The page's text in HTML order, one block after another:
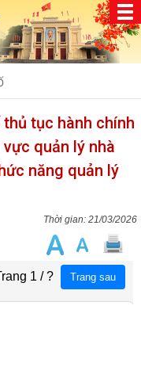
thủ tục hành chính
quản lý nhà
năng quản lý
21/03/2026